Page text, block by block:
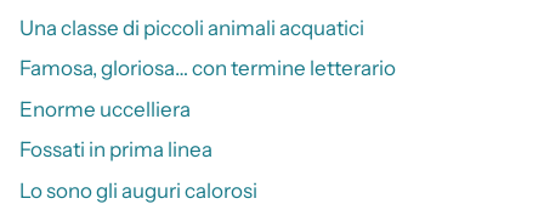
Una classe di piccoli animali acquatici
Famosa, gloriosa… con termine letterario
Enorme uccelliera
Fossati in prima linea
Lo sono gli auguri calorosi